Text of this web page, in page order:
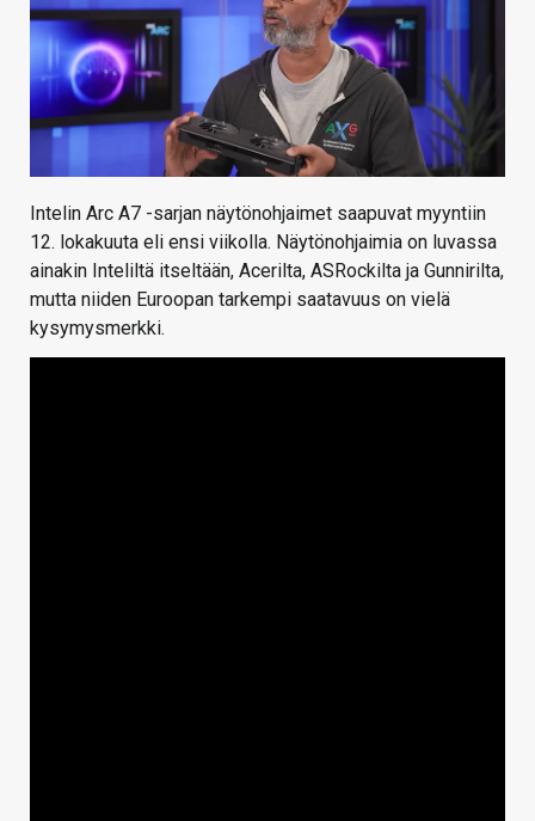
HAKU
Intelin Arc A7 -sarjan näytönohjaimet saapuvat myyntiin
12. lokakuuta eli ensi viikolla. Näytönohjaimia on luvassa
ainakin Inteliltä itseltään, Acerilta, ASRockilta ja Gunnirilta,
mutta niiden Euroopan tarkempi saatavuus on vielä
kysymysmerkki.